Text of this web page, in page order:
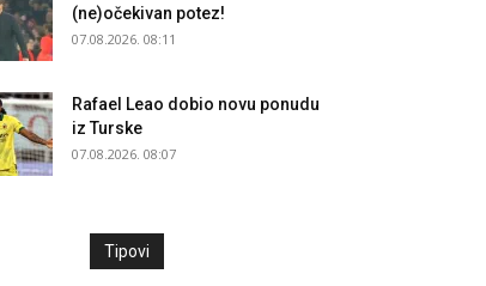
(ne)očekivan potez!
07.08.2026. 08:11
Rafael Leao dobio novu ponudu
iz Turske
07.08.2026. 08:07
Tipovi